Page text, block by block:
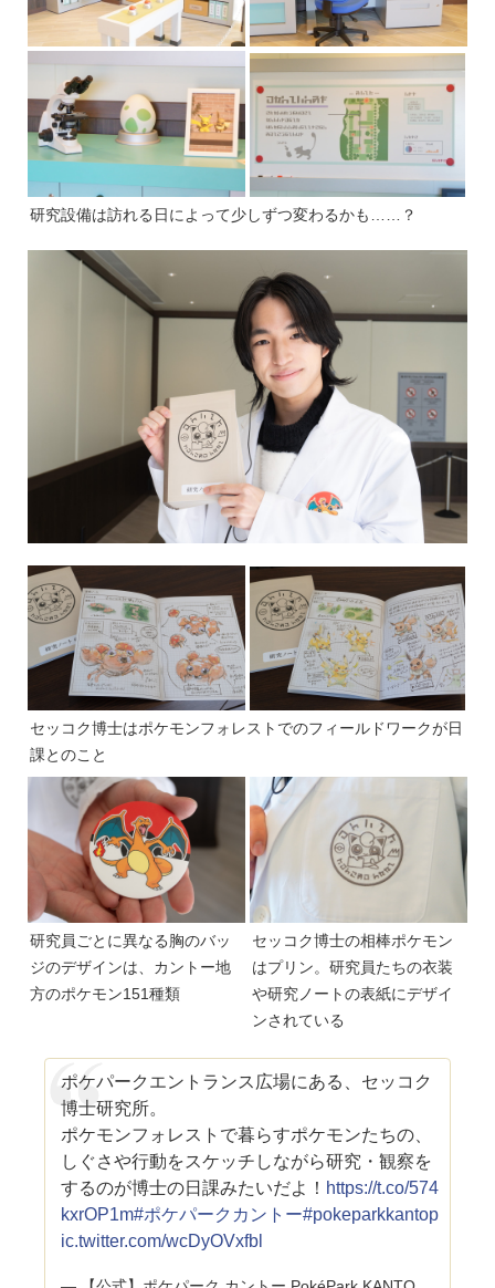
研究設備は訪れる日によって少しずつ変わるかも……？
セッコク博士はポケモンフォレストでのフィールドワークが日
課とのこと
研究員ごとに異なる胸のバッ
ジのデザインは、カントー地
方のポケモン151種類
セッコク博士の相棒ポケモン
はプリン。研究員たちの衣装
や研究ノートの表紙にデザイ
ンされている
ポケパークエントランス広場にある、セッコク
博士研究所。
ポケモンフォレストで暮らすポケモンたちの、
しぐさや行動をスケッチしながら研究・観察を
するのが博士の日課みたいだよ！ https://t.co/574
kxrOP1m#ポケパークカントー#pokeparkkantop
ic.twitter.com/wcDyOVxfbl